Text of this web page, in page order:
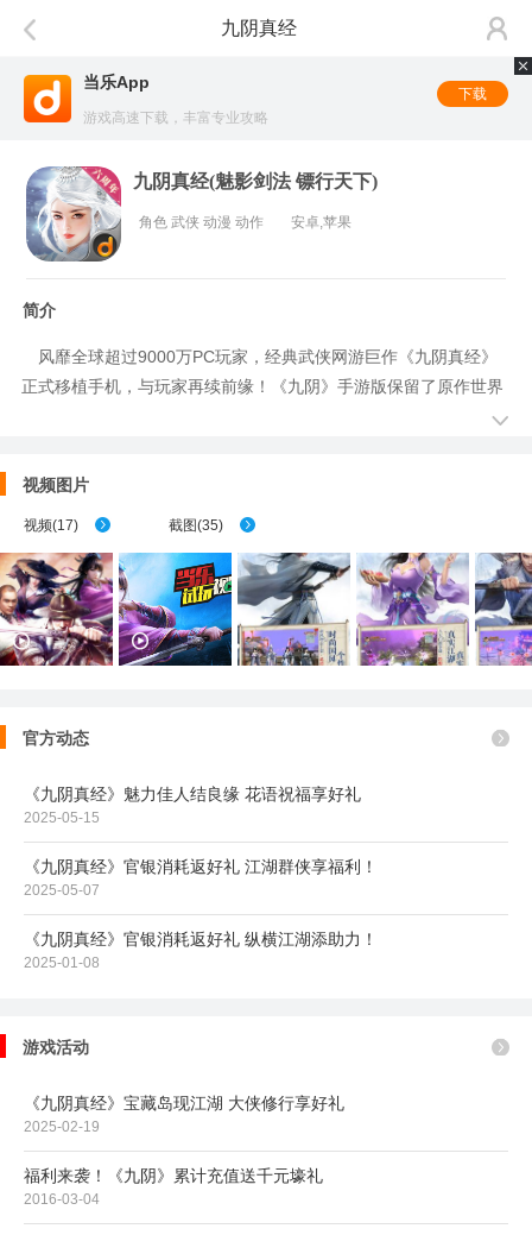
九阴真经
当乐App
游戏高速下载，丰富专业攻略
下载
九阴真经(魅影剑法 镖行天下)
角色 武侠 动漫 动作 安卓,苹果
简介
风靡全球超过9000万PC玩家，经典武侠网游巨作《九阴真经》
正式移植手机，与玩家再续前缘！《九阴》手游版保留了原作世界
观，在数十万字庞大的故事体系与天气系统打造的大明江山之下，
敌，获得身历其境的感动！百分之百完美移植虚、实、架招真武侠
力被发挥得淋漓尽致。夺书、比武、刺探、团练…等各种经典九阴
玩法一一重现，真正无懈可击的掌上江湖世界，就在《九阴》手
游。
视频图片
视频(17) 截图(35)
 
官方动态
《九阴真经》魅力佳人结良缘 花语祝福享好礼
2025-05-15
《九阴真经》官银消耗返好礼 江湖群侠享福利！
2025-05-07
《九阴真经》官银消耗返好礼 纵横江湖添助力！
2025-01-08
游戏活动
《九阴真经》宝藏岛现江湖 大侠修行享好礼
2025-02-19
福利来袭！《九阴》累计充值送千元壕礼
2016-03-04